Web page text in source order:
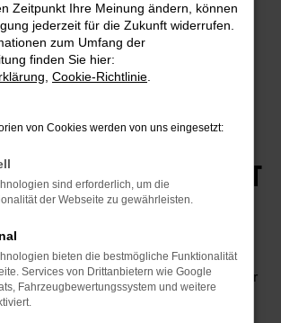
für Hamburg
Top
– PERFEKT
GEEIGNET
und Hamburg passen
Dies ließe sich natürlich auch für
denn dieses Modell überzeugt auf
Zeitpunkt Ihre Meinung ändern, können
jederzeit für die Zukunft widerrufen.
zum Umfang der
finden Sie hier:
Cookie-Richtlinie
von Cookies werden von uns eingesetzt:
sind erforderlich, um die
der Webseite zu gewährleisten.
bieten die bestmögliche Funktionalität
Services von Drittanbietern wie Google
Fahrzeugbewertungssystem und weitere